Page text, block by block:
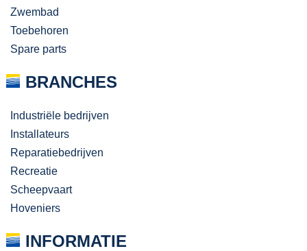
Zwembad
Toebehoren
Spare parts
BRANCHES
Industriële bedrijven
Installateurs
Reparatiebedrijven
Recreatie
Scheepvaart
Hoveniers
INFORMATIE